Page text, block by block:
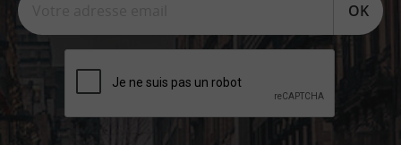
OK